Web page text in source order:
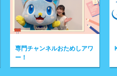
KBSドラマスペシャル